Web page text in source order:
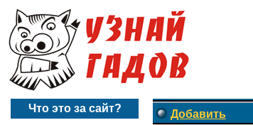
Что это за сайт? Добавить